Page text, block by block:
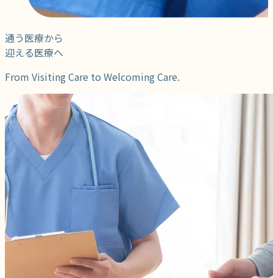
通う医療から
迎える医療へ
From Visiting Care to Welcoming Care.